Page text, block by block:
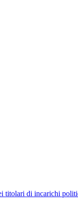
titolari di incarichi